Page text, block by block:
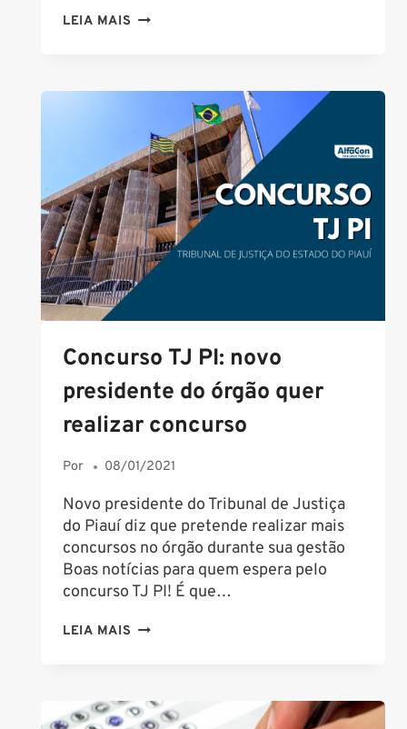
LEIA MAIS CONCURSO
PUBLICADO
PARA
ANALISTA;
SAIBA
DETALHES
Concurso TJ PI: novo
presidente do órgão quer
realizar concurso
Por 08/01/2021
Novo presidente do Tribunal de Justiça
do Piauí diz que pretende realizar mais
concursos no órgão durante sua gestão
Boas notícias para quem espera pelo
concurso TJ PI! É que…
LEIA MAIS CONCURSO
PRESIDENTE